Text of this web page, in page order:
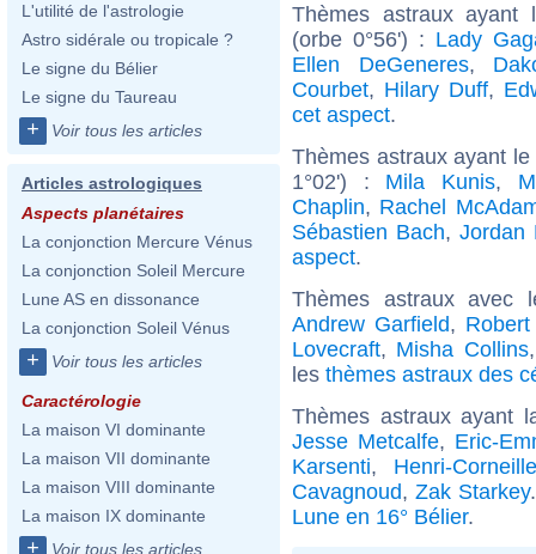
L'utilité de l'astrologie
Astro sidérale ou tropicale ?
Le signe du Bélier
Le signe du Taureau
+ Voir tous les articles
Articles astrologiques
Aspects planétaires
La conjonction Mercure Vénus
La conjonction Soleil Mercure
Lune AS en dissonance
La conjonction Soleil Vénus
+ Voir tous les articles
Caractérologie
La maison VI dominante
La maison VII dominante
La maison VIII dominante
La maison IX dominante
+ Voir tous les articles
Thèmes astraux ayant
(orbe 0°56') : Lady
Ellen DeGeneres,
Courbet, Hilary Duff,
cet aspect.
Thèmes astraux ayant
1°02') : Mila Kunis,
Chaplin, Rachel
Sébastien Bach, Jordan
aspect.
Thèmes astraux
Andrew Garfield,
Lovecraft, Misha Collins
les thèmes astraux des
Thèmes astraux ayant
Jesse Metcalfe, Eric-
Karsenti, Henri-
Cavagnoud,Zak Starkey
Lune en 16° Bélier.